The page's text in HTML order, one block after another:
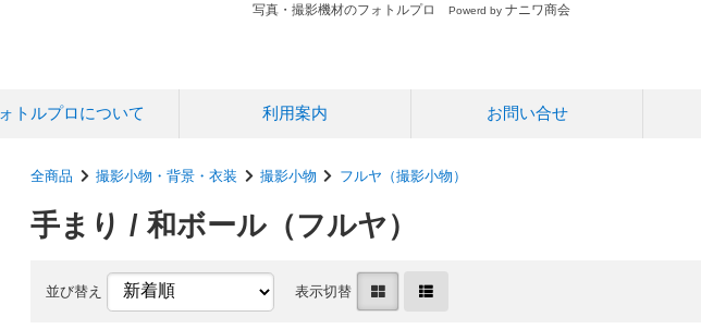
写真・撮影機材のフォトルプロ Powerd by ナニワ商会
トルプロについて 利用案内 お問い合せ
全商品 撮影小物・背景・衣装 撮影小物 フルヤ（撮影小物）
手まり / 和ボール（フルヤ）
並び替え 表示切替